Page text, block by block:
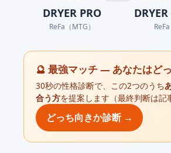
DRYER PRO
ReFa（MTG）
🔮 最強マッチ — あなたはど
30秒の性格診断で、この2つのうち
合う方を提案します（最終判断は記
どっち向きか診断 →